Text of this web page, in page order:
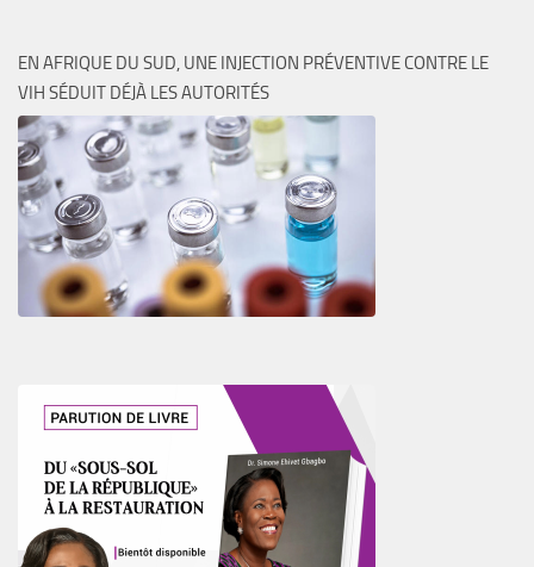
EN AFRIQUE DU SUD, UNE INJECTION PRÉVENTIVE CONTRE LE
VIH SÉDUIT DÉJÀ LES AUTORITÉS